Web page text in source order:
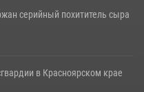
серийный похититель сыра
в Красноярском крае